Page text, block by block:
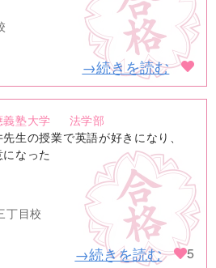
→続きを読む
義塾大学
法学部
生の授業で英語が好きになり、
なった
丁目校
→続きを読む 5